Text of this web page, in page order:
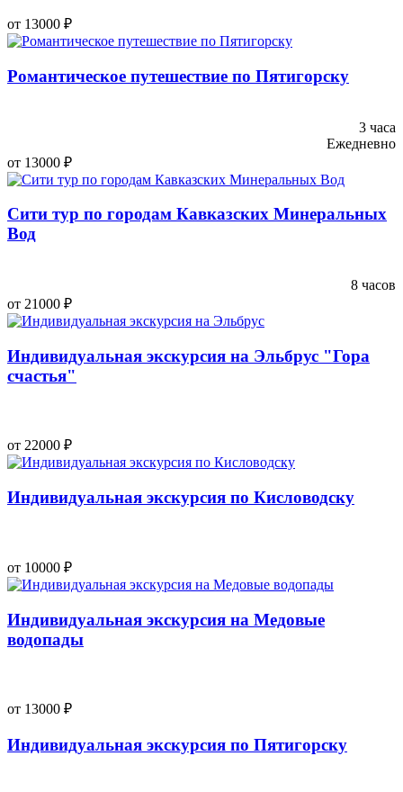
от 13000 ₽
Романтическое путешествие по Пятигорску
3 часа
Ежедневно
от 13000 ₽
Сити тур по городам Кавказских Минеральных
Вод
8 часов
от 21000 ₽
Индивидуальная экскурсия на Эльбрус "Гора
счастья"
от 22000 ₽
Индивидуальная экскурсия по Кисловодску
от 10000 ₽
Индивидуальная экскурсия на Медовые
водопады
от 13000 ₽
Индивидуальная экскурсия по Пятигорску